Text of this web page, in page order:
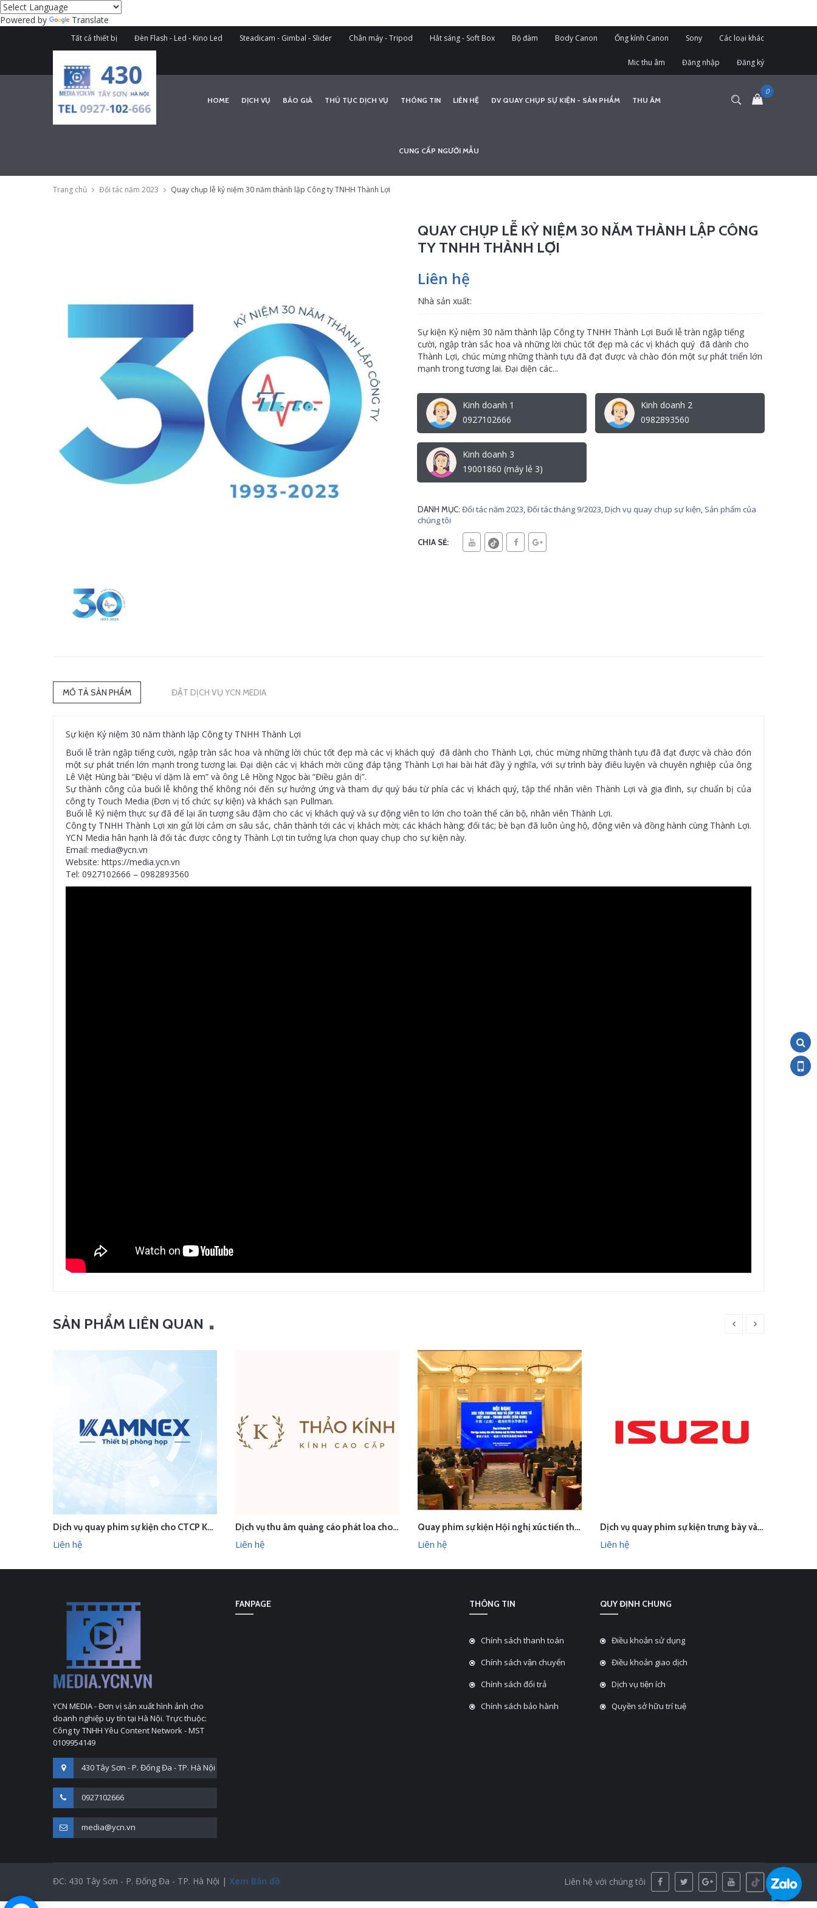
Powered by Translate
Tất cả thiết bị Đèn Flash - Led - Kino Led Steadicam - Gimbal - Slider Chân máy - Tripod Hắt sáng - Soft Box Bộ đàm Body Canon Ống kính Canon Sony Các loại khác
Mic thu âm Đăng nhập Đăng ký
HOME DỊCH VỤ BÁO GIÁ THỦ TỤC DỊCH VỤ THÔNG TIN LIÊN HỆ DV QUAY CHỤP SỰ KIỆN - SẢN PHẨM THU ÂM
CUNG CẤP NGƯỜI MẪU
Trang chủ Đối tác năm 2023 Quay chụp lễ kỷ niệm 30 năm thành lập Công ty TNHH Thành Lợi
QUAY CHỤP LỄ KỶ NIỆM 30 NĂM THÀNH LẬP CÔNG
TY TNHH THÀNH LỢI
Liên hệ
Nhà sản xuất:
Sự kiện Kỷ niệm 30 năm thành lập Công ty TNHH Thành Lợi Buổi lễ tràn ngập tiếng
cười, ngập tràn sắc hoa và những lời chúc tốt đẹp mà các vị khách quý đã dành cho
Thành Lợi, chúc mừng những thành tựu đã đạt được và chào đón một sự phát triển lớn
mạnh trong tương lai. Đại diện các...
Kinh doanh 1
0927102666
Kinh doanh 2
0982893560
Kinh doanh 3
19001860 (máy lẻ 3)
DANH MỤC: Đối tác năm 2023,Đối tác tháng 9/2023,Dịch vụ quay chụp sự kiện, Sản phẩm của
chúng tôi
CHIA SẺ:
MÔ TẢ SẢN PHẨM ĐẶT DỊCH VỤ YCN MEDIA
Sự kiện Kỷ niệm 30 năm thành lập Công ty TNHH Thành Lợi
Buổi lễ tràn ngập tiếng cười, ngập tràn sắc hoa và những lời chúc tốt đẹp mà các vị khách quý đã dành cho Thành Lợi, chúc mừng những thành tựu đã đạt được và chào đón
một sự phát triển lớn mạnh trong tương lai. Đại diện các vị khách mời cũng đáp tặng Thành Lợi hai bài hát đầy ý nghĩa, với sự trình bày điêu luyện và chuyên nghiệp của ông
Lê Việt Hùng bài “Điệu ví dặm là em” và ông Lê Hồng Ngọc bài “Điều giản dị”.
Sự thành công của buổi lễ không thể không nói đến sự hưởng ứng và tham dự quý báu từ phía các vị khách quý, tập thể nhân viên Thành Lợi và gia đình, sự chuẩn bị của
công ty Touch Media (Đơn vị tổ chức sự kiện) và khách sạn Pullman.
Buổi lễ Kỷ niệm thực sự đã để lại ấn tượng sâu đậm cho các vị khách quý và sự động viên to lớn cho toàn thể cán bộ, nhân viên Thành Lợi.
Công ty TNHH Thành Lợi xin gửi lời cảm ơn sâu sắc, chân thành tới các vị khách mời; các khách hàng; đối tác; bè bạn đã luôn ủng hộ, động viên và đồng hành cùng Thành Lợi.
YCN Media hân hạnh là đối tác được công ty Thành Lợi tin tưởng lựa chọn quay chụp cho sự kiện này.
Email: media@ycn.vn
Website: https://media.ycn.vn
Tel: 0927102666 – 0982893560
SẢN PHẨM LIÊN QUAN
LIÊN HỆ XEM NHANH
Dịch vụ quay phim sự kiện cho CTCP Kamnex
Liên hệ
LIÊN HỆ XEM NHANH
Dịch vụ thu âm quảng cáo phát loa cho Thảo Kính Store
Liên hệ
LIÊN HỆ XEM NHANH
Quay phim sự kiện Hội nghị xúc tiến thương mại và hợp tác kinh tế Việt Nam - Trung Quốc
Liên hệ
LIÊN HỆ XEM NHANH
Dịch vụ quay phim sự kiện trưng bày và lái thử xe Isuzu
Liên hệ
YCN MEDIA - Đơn vị sản xuất hình ảnh cho
doanh nghiệp uy tín tại Hà Nội. Trực thuộc:
Công ty TNHH Yêu Content Network - MST
0109954149
430 Tây Sơn - P. Đống Đa - TP. Hà Nội
0927102666
media@ycn.vn
FANPAGE THÔNG TIN
Chính sách thanh toán
Chính sách vận chuyển
Chính sách đổi trả
Chính sách bảo hành
QUY ĐỊNH CHUNG
Điều khoản sử dụng
Điều khoản giao dịch
Dịch vụ tiện ích
Quyền sở hữu trí tuệ
ĐC: 430 Tây Sơn - P. Đống Đa - TP. Hà Nội | Xem Bản đồ Liên hệ với chúng tôi